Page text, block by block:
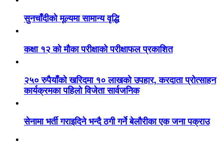
सुनचाँदीको मूल्यमा सामान्य वृद्धि
कक्षा १२ को मौका परीक्षाको परीक्षाफल प्रकाशित
२५० रुपैयाँको खरिदमा १० लाखको उपहार, करदाता प्रोत्साहन
कार्यक्रमका पहिलो विजेता सार्वजनिक
सेनामा भर्ती गराइदिने भन्दै ठगी गर्ने बेलौरीका एक जना पक्राउ